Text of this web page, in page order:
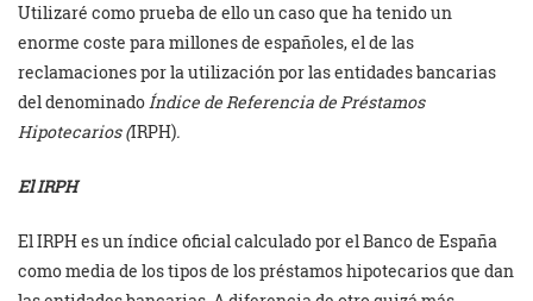
Utilizaré como prueba de ello un caso que ha tenido un
enorme coste para millones de españoles, el de las
reclamaciones por la utilización por las entidades bancarias
del denominadoÍndice de Referencia de Préstamos
Hipotecarios (IRPH).
El IRPH
El IRPH es un índice oficial calculado por el Banco de España
como media de los tipos de los préstamos hipotecarios que dan